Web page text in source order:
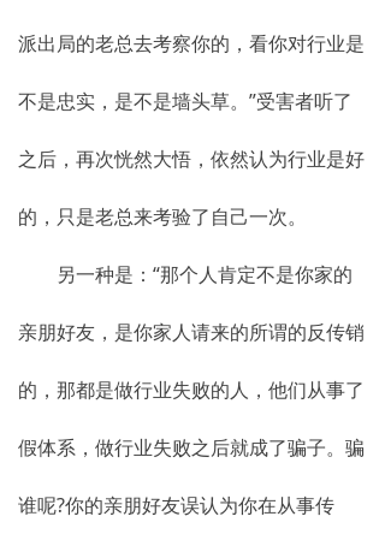
派出局的老总去考察你的，看你对行业是
不是忠实，是不是墙头草。”受害者听了
之后，再次恍然大悟，依然认为行业是好
的，只是老总来考验了自己一次。
另一种是：“那个人肯定不是你家的
亲朋好友，是你家人请来的所谓的反传销
的，那都是做行业失败的人，他们从事了
假体系，做行业失败之后就成了骗子。骗
谁呢?你的亲朋好友误认为你在从事传